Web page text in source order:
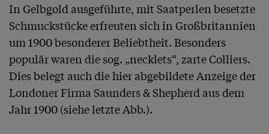
In Gelbgold ausgeführte, mit Saatperlen besetzte
Schmuckstücke erfreuten sich in Großbritannien
um 1900 besonderer Beliebtheit. Besonders
populär waren die sog. „necklets“, zarte Colliers.
Dies belegt auch die hier abgebildete Anzeige der
Londoner Firma Saunders & Shepherd aus dem
Jahr 1900 (siehe letzte Abb.).